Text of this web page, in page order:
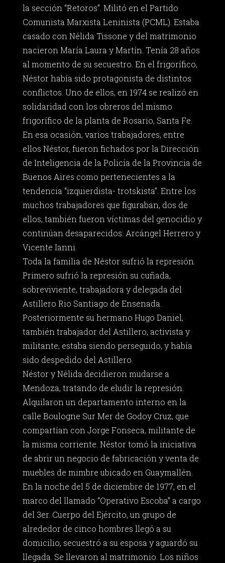
la sección “Retoros”. Militó en el Partido
Comunista Marxista Leninista (PCML). Estaba
casado con Nélida Tissone y del matrimonio
nacieron María Laura y Martín. Tenía 28 años
al momento de su secuestro. En el frigorífico,
Néstor había sido protagonista de distintos
conflictos. Uno de ellos, en 1974 se realizó en
solidaridad con los obreros del mismo
frigorífico de la planta de Rosario, Santa Fe.
En esa ocasión, varios trabajadores, entre
ellos Néstor, fueron fichados por la Dirección
de Inteligencia de la Policía de la Provincia de
Buenos Aires como pertenecientes a la
tendencia “izquierdista- trotskista”. Entre los
muchos trabajadores que figuraban, dos de
ellos, también fueron víctimas del genocidio y
continúan desaparecidos: Arcángel Herrero y
Vicente Ianni.
Toda la familia de Néstor sufrió la represión.
Primero sufrió la represión su cuñada,
sobreviviente, trabajadora y delegada del
Astillero Rio Santiago de Ensenada.
Posteriormente su hermano Hugo Daniel,
también trabajador del Astillero, activista y
militante, estaba siendo perseguido, y había
sido despedido del Astillero.
Néstor y Nélida decidieron mudarse a
Mendoza, tratando de eludir la represión.
Alquilaron un departamento interno en la
calle Boulogne Sur Mer de Godoy Cruz, que
compartían con Jorge Fonseca, militante de
la misma corriente. Néstor tomó la iniciativa
de abrir un negocio de fabricación y venta de
muebles de mimbre ubicado en Guaymallén.
En la noche del 5 de diciembre de 1977, en el
marco del llamado “Operativo Escoba” a cargo
del 3er. Cuerpo del Ejército, un grupo de
alrededor de cinco hombres llegó a su
domicilio, secuestró a su esposa y aguardó su
llegada. Se llevaron al matrimonio. Los niños